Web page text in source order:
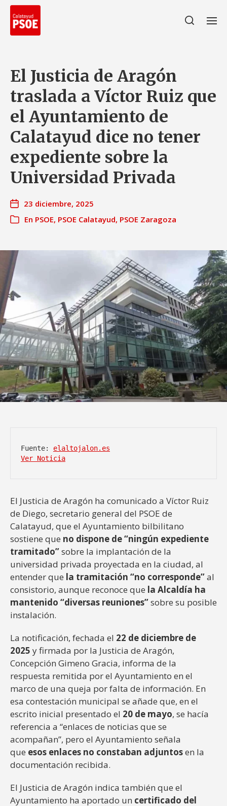
El Justicia de Aragón
traslada a Víctor Ruiz que
el Ayuntamiento de
Calatayud dice no tener
expediente sobre la
Universidad Privada
23 diciembre, 2025
En PSOE, PSOE Calatayud, PSOE Zaragoza
Fuente: elaltojalon.es
Ver Noticia
El Justicia de Aragón ha comunicado a Víctor Ruiz
de Diego, secretario general del PSOE de
Calatayud, que el Ayuntamiento bilbilitano
sostiene que no dispone de “ningún expediente
tramitado”sobre la implantación de la
universidad privada proyectada en la ciudad, al
entender que la tramitación “no corresponde”al
consistorio, aunque reconoce que la Alcaldía ha
mantenido “diversas reuniones”sobre su posible
instalación.
La notificación, fechada el 22 de diciembre de
2025 y firmada por la Justicia de Aragón,
Concepción Gimeno Gracia, informa de la
respuesta remitida por el Ayuntamiento en el
marco de una queja por falta de información. En
esa contestación municipal se añade que, en el
escrito inicial presentado el 20 de mayo, se hacía
referencia a “enlaces de noticias que se
acompañan”, pero el Ayuntamiento señala
que esos enlaces no constaban adjuntosen la
documentación recibida.
El Justicia de Aragón indica también que el
Ayuntamiento ha aportado un certificado del